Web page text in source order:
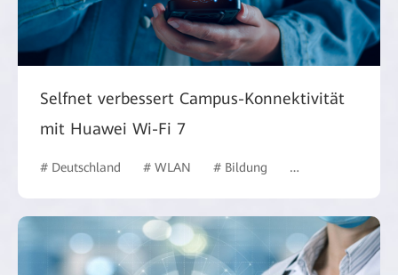
Selfnet verbessert Campus-Konnektivität
mit Huawei Wi-Fi 7
# Deutschland # WLAN # Bildung # Bildungswesen